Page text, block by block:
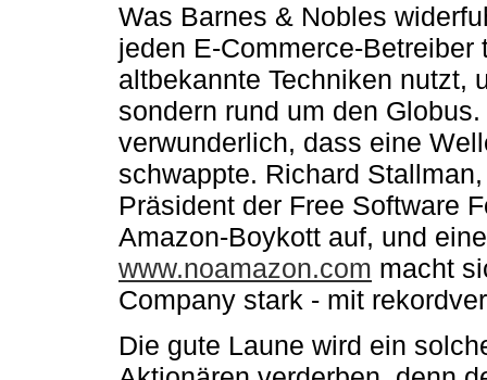
Was Barnes & Nobles
jeden E-Commerce-
altbekannte Techniken nutzt,
sondern rund um den
verwunderlich, dass eine
schwappte. Richard
Präsident der Free Software
Amazon-Boykott auf, und
www.noamazon.com macht
Company stark - mit
Die gute Laune wird ein